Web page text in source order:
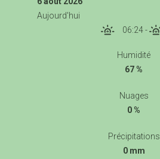
Aujourd'hui
06:24-
Humidité
67 %
Nuages
0 %
Précipitations
0 mm